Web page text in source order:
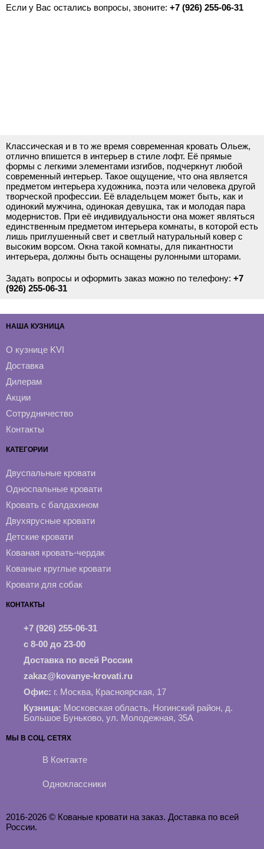
Если у Вас остались вопросы, звоните: +7 (926) 255-06-31
Классическая и в то же время современная кровать Ольеж,
отлично впишется в интерьер в стиле лофт. Её прямые
формы с легкими элементами изгибов, подчеркнут любой
современный интерьер. Такое ощущение, что она является
предметом интерьера художника, поэта или человека другой
творческой профессии. Её владельцем может быть, как и
одинокий мужчина, одинокая девушка, так и молодая пара
модернистов. При её индивидуальности она может являться
единственным предметом интерьера комнаты, в которой есть
лишь приглушенный свет и светлый натуральный ковер с
высоким ворсом. Окна такой комнаты, для пикантности
интерьера, должны быть оснащены рулонными шторами.
Задать вопросы и оформить заказ можно по телефону: +7
(926) 255-06-31
НАША КУЗНИЦА
О кузнице KVI
Доставка
Дилерам
Акции
Сотрудничество
Контакты
КАТЕГОРИИ
Двуспальные кровати
Односпальные кровати
Кровать с балдахином
Двухярусные кровати
Детские кровати
Кованая кровать-чердак
Кованые круглые кровати
Кровати для собак
КОНТАКТЫ
+7 (926) 255-06-31
с 8-00 до 23-00
Доставка по всей России
zakaz@kovanye-krovati.ru
Офис: г. Москва, Красноярская, 17
Кузница: Московская область, Ногинский район, д.
Большое Буньково, ул. Молодежная, 35А
МЫ В СОЦ. СЕТЯХ
В Контакте
Одноклассники
2016-2026 © Кованые кровати на заказ. Доставка по всей
России.